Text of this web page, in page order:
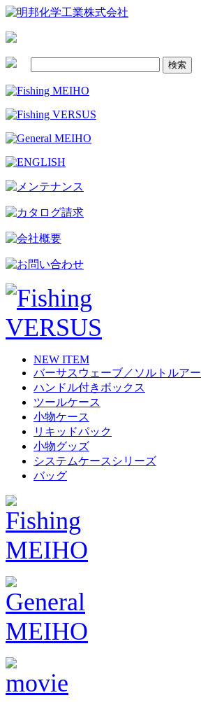
NEW ITEM
バーサスウェーブ／ソルトルアー
ハンドル付きボックス
ツールケース
小物ケース
リキッドパック
小物グッズ
システムケースシリーズ
バッグ